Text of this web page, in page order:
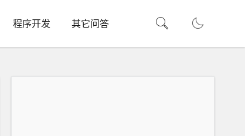
程序开发 其它问答